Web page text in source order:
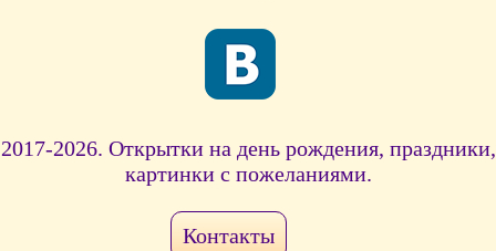
2017-2026. Открытки на день рождения, праздники,
картинки с пожеланиями.
Контакты